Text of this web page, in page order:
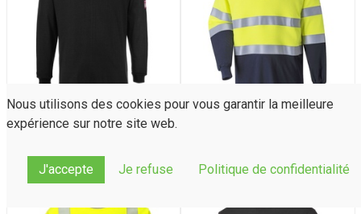
électrique et Retardateur
de flamme
électrique et Retardateur
Nous utilisons des cookies pour vous garantir la meilleure
expérience sur notre site web.
J'accepte Je refuse Politique de confidentialité